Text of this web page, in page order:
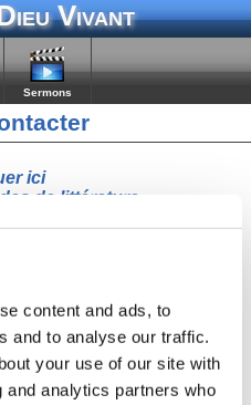
content and ads, to
and to analyse our traffic.
your use of our site with
analytics partners who
Vivant
Sermons
ici
de littérature